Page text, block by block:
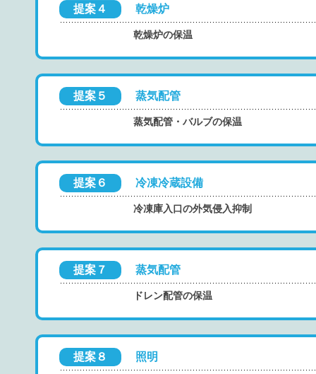
提案４ 乾燥炉
乾燥炉の保温
提案５ 蒸気配管
蒸気配管・バルブの保温
提案６ 冷凍冷蔵設備
冷凍庫入口の外気侵入抑制
提案７ 蒸気配管
ドレン配管の保温
提案８ 照明